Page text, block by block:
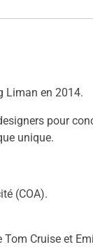
Liman en 2014.
pour
unique.
(COA).
Cruise et